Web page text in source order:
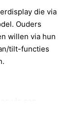
die via
Ouders
willen via hun
tilt-functies
via een
kantelbare